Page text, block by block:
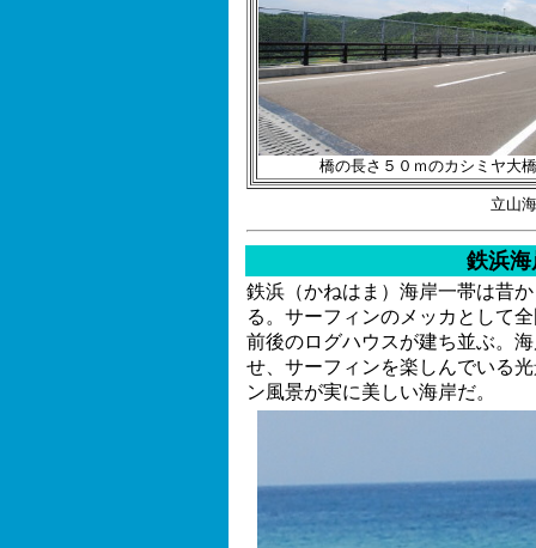
橋の長さ５０ｍのカシミヤ大橋
立山
鉄浜海
鉄浜（かねはま）海岸一帯は昔
る。サーフィンのメッカとして
前後のログハウスが建ち並ぶ。
せ、サーフィンを楽しんでいる
ン風景が実に美しい海岸だ。